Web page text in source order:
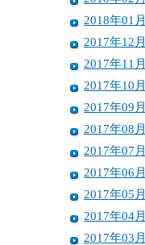
2018年01月
2017年12月
2017年11月
2017年10月
2017年09月
2017年08月
2017年07月
2017年06月
2017年05月
2017年04月
2017年03月